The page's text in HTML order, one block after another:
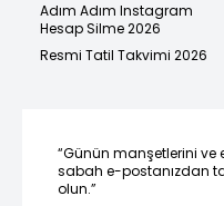
Adım Adım Instagram
Hesap Silme 2026
Resmi Tatil Takvimi 2026
“Günün manşetlerini ve
sabah e-postanızdan
olun.”